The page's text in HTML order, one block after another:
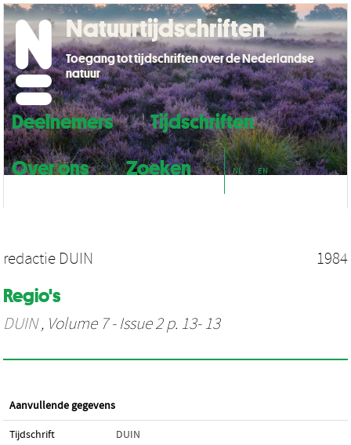
Deelnemers
Tijdschriften
Over ons
Zoeken NL EN
Natuurtijdschriften
Toegang tot tijdschriften over de Nederlandse
natuur
redactie DUIN 1984
Regio's
DUIN, Volume 7 - Issue 2 p. 13- 13
Aanvullende gegevens
Tijdschrift DUIN